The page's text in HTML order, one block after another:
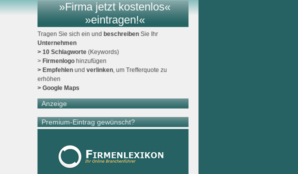
»Firma jetzt kostenlos«
»eintragen!«
Tragen Sie sich ein und beschreibenSie Ihr
Unternehmen
> 10 Schlagworte(Keywords)
> Firmenlogohinzufügen
> Empfehlenund verlinken, um Trefferquote zu
erhöhen
> Google Maps
Anzeige
Premium-Eintrag gewünscht?